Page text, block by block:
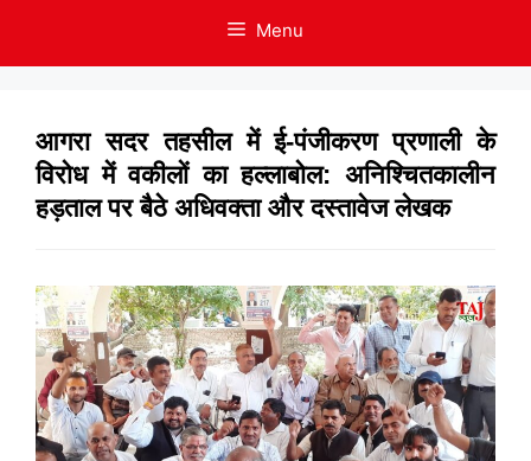
Menu
आगरा सदर तहसील में ई-पंजीकरण प्रणाली के
विरोध में वकीलों का हल्लाबोल: अनिश्चितकालीन
हड़ताल पर बैठे अधिवक्ता और दस्तावेज लेखक